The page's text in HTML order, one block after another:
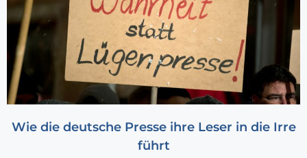
Wie die deutsche Presse ihre Leser in die Irre
führt